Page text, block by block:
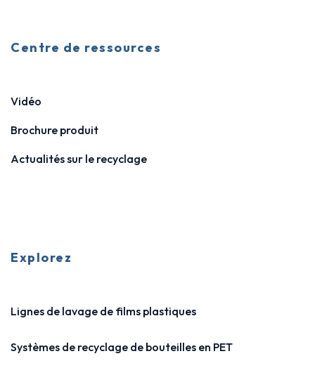
Centre de ressources
Vidéo
Brochure produit
Actualités sur le recyclage
Explorez
Lignes de lavage de films plastiques
Systèmes de recyclage de bouteilles en PET